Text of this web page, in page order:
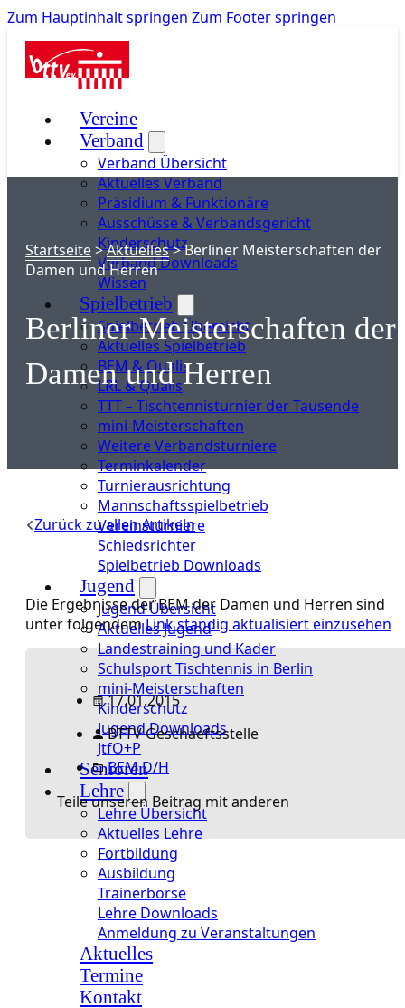
Zum Hauptinhalt springen Zum Footer springen
Vereine
Verband
Verband Übersicht
Aktuelles Verband
Präsidium & Funktionäre
Ausschüsse & Verbandsgericht
Kinderschutz
Verband Downloads
Wissen
Spielbetrieb
Spielbetrieb Übersicht
Aktuelles Spielbetrieb
BEM & Qualis
LRL & Qualis
TTT – Tischtennisturnier der Tausende
mini-Meisterschaften
Weitere Verbandsturniere
Terminkalender
Turnierausrichtung
Mannschaftsspielbetrieb
Vereinsturniere
Schiedsrichter
Spielbetrieb Downloads
Jugend
Jugend Übersicht
Aktuelles Jugend
Landestraining und Kader
Schulsport Tischtennis in Berlin
mini-Meisterschaften
Kinderschutz
Jugend Downloads
JtfO+P
Senioren
Lehre
Lehre Übersicht
Aktuelles Lehre
Fortbildung
Ausbildung
Trainerbörse
Lehre Downloads
Anmeldung zu Veranstaltungen
Aktuelles
Termine
Kontakt
Startseite>Aktuelles>Berliner Meisterschaften der
Damen und Herren
Berliner Meisterschaften der
Damen und Herren
Zurück zu allen Artikeln
Die Ergebnisse der BEM der Damen und Herren sind
unter folgendemLink ständig aktualisiert einzusehen
17.01.2015
BTTV Geschaeftsstelle
BEM D/H
Teile unseren Beitrag mit anderen